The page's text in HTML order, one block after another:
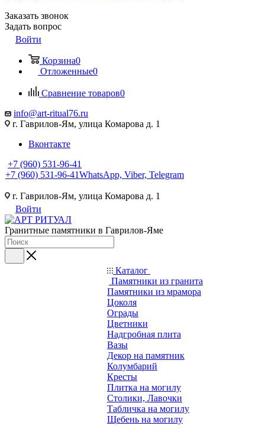
Заказать звонок
Задать вопрос
Войти
Корзина0
Отложенные0
Сравнение товаров0
info@art-ritual76.ru
г. Гаврилов-Ям, улица Комарова д. 1
Вконтакте
+7 (960) 531-96-41
+7 (960) 531-96-41WhatsApp, Viber, Telegram
г. Гаврилов-Ям, улица Комарова д. 1
Войти
Гранитные памятники в Гаврилов-Яме
Каталог
Памятники из гранита
Памятники из мрамора
Цоколя
Ограды
Цветники
Надгробная плита
Вазы
Декор на памятник
Колумбарий
Кресты
Плитка на могилу
Столики, Лавочки
Табличка на могилу
Щебень на могилу